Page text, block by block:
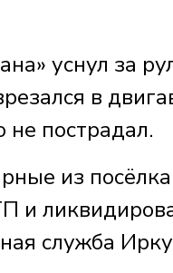
уснул за
в
не пострадал.
из посёлка
и
служба